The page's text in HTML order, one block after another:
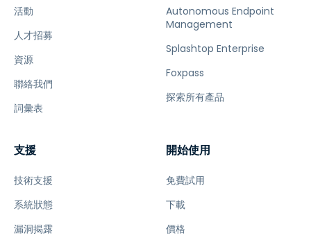
活動
人才招募
資源
聯絡我們
詞彙表
Autonomous Endpoint
Management
Splashtop Enterprise
Foxpass
探索所有產品
支援
技術支援
系統狀態
漏洞揭露
開始使用
免費試用
下載
價格